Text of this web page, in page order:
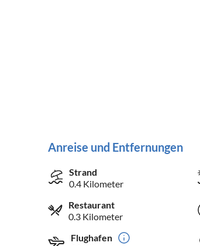
Anreise und Entfernungen
Strand
0.4 Kilometer
Restaurant
0.3 Kilometer
Flughafen